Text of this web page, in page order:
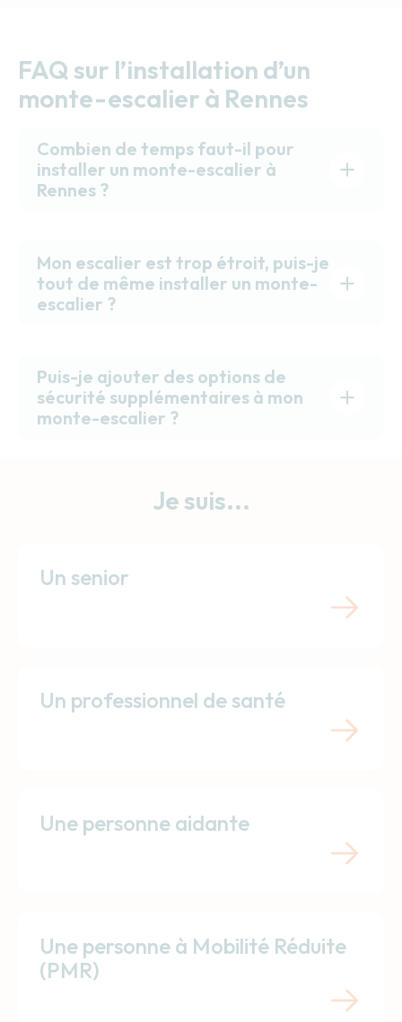
FAQ sur l’installation d’un
monte-escalier à Rennes
Combien de temps faut-il pour
installer un monte-escalier à
Rennes ?
Mon escalier est trop étroit, puis-je
tout de même installer un monte-
escalier ?
Puis-je ajouter des options de
sécurité supplémentaires à mon
monte-escalier ?
Je suis...
Un senior
Un professionnel de santé
Une personne aidante
Une personne à Mobilité Réduite
(PMR)